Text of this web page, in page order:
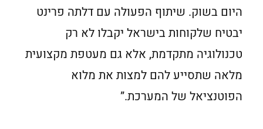
היום בשוק. שיתוף הפעולה עם דלתה פרינט
יבטיח שלקוחות בישראל יקבלו לא רק
טכנולוגיה מתקדמת, אלא גם מעטפת מקצועית
מלאה שתסייע להם למצות את מלוא
הפוטנציאל של המערכת.”